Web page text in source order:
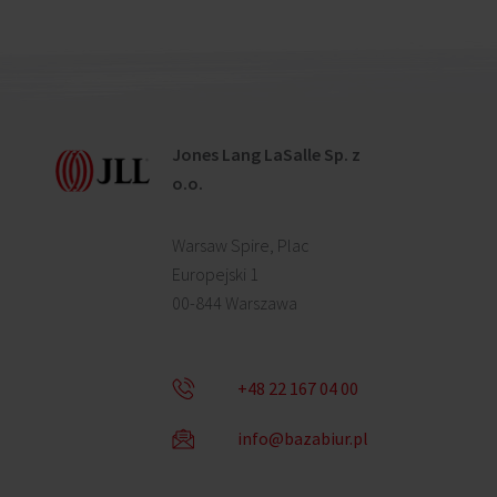
Jones Lang LaSalle Sp. z
o.o.
Warsaw Spire, Plac
Europejski 1
00-844 Warszawa
+48 22 167 04 00
info@bazabiur.pl